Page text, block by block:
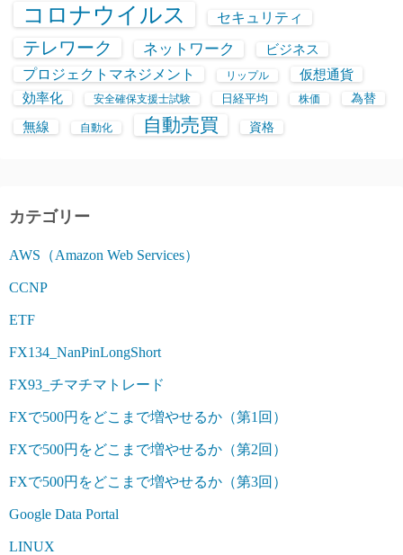
コロナウイルス セキュリティ
テレワーク ネットワーク ビジネス
プロジェクトマネジメント リップル 仮想通貨
効率化 安全確保支援士試験 日経平均 株価 為替
無線 自動化 自動売買 資格
カテゴリー
AWS（Amazon Web Services）
CCNP
ETF
FX134_NanPinLongShort
FX93_チマチマトレード
FXで500円をどこまで増やせるか（第1回）
FXで500円をどこまで増やせるか（第2回）
FXで500円をどこまで増やせるか（第3回）
Google Data Portal
LINUX